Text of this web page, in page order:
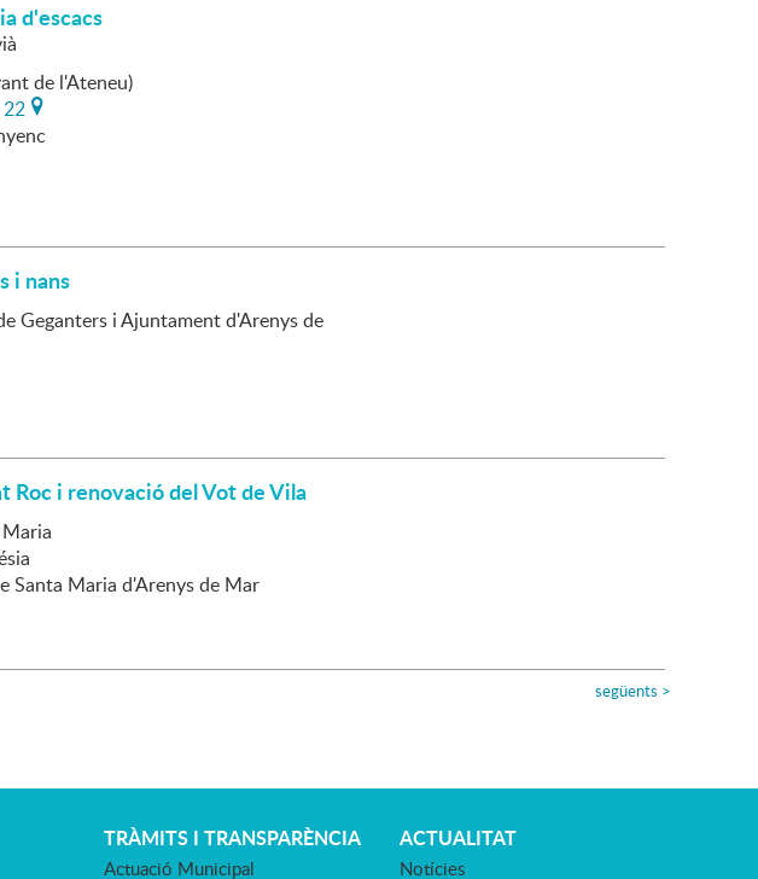
d'escacs
de l'Ateneu)
i nans
Geganters i Ajuntament d'Arenys de
Roc i renovació del Vot de Vila
Maria
Santa Maria d'Arenys de Mar
següents >
TRÀMITS I TRANSPARÈNCIA
Actuació Municipal
ACTUALITAT
Notícies